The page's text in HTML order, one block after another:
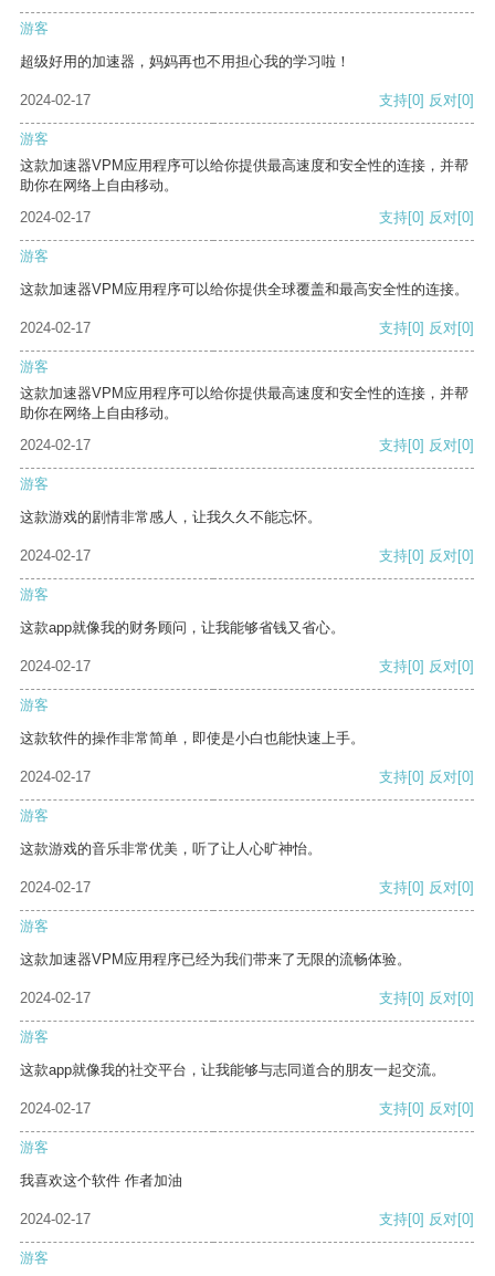
游客
超级好用的加速器，妈妈再也不用担心我的学习啦！
2024-02-17 支持[0] 反对[0]
游客
这款加速器VPM应用程序可以给你提供最高速度和安全性的连接，并帮
助你在网络上自由移动。
2024-02-17
支持[0] 反对[0]
游客
这款加速器VPM应用程序可以给你提供全球覆盖和最高安全性的连接。
2024-02-17 支持[0] 反对[0]
游客
这款加速器VPM应用程序可以给你提供最高速度和安全性的连接，并帮
助你在网络上自由移动。
2024-02-17
支持[0] 反对[0]
游客
这款游戏的剧情非常感人，让我久久不能忘怀。
2024-02-17 支持[0] 反对[0]
游客
这款app就像我的财务顾问，让我能够省钱又省心。
2024-02-17 支持[0] 反对[0]
游客
这款软件的操作非常简单，即使是小白也能快速上手。
2024-02-17 支持[0] 反对[0]
游客
这款游戏的音乐非常优美，听了让人心旷神怡。
2024-02-17 支持[0] 反对[0]
游客
这款加速器VPM应用程序已经为我们带来了无限的流畅体验。
2024-02-17 支持[0] 反对[0]
游客
这款app就像我的社交平台，让我能够与志同道合的朋友一起交流。
2024-02-17 支持[0] 反对[0]
游客
我喜欢这个软件 作者加油
2024-02-17 支持[0] 反对[0]
游客